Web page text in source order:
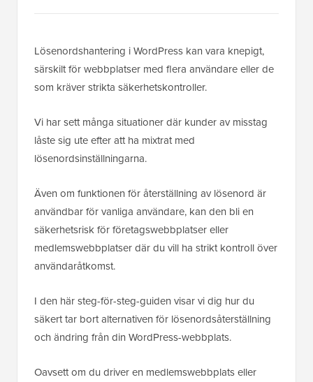
Lösenordshantering i WordPress kan vara knepigt,
särskilt för webbplatser med flera användare eller de
som kräver strikta säkerhetskontroller.
Vi har sett många situationer där kunder av misstag
låste sig ute efter att ha mixtrat med
lösenordsinställningarna.
Även om funktionen för återställning av lösenord är
användbar för vanliga användare, kan den bli en
säkerhetsrisk för företagswebbplatser eller
medlemswebbplatser där du vill ha strikt kontroll över
användaråtkomst.
I den här steg-för-steg-guiden visar vi dig hur du
säkert tar bort alternativen för lösenordsåterställning
och ändring från din WordPress-webbplats.
Oavsett om du driver en medlemswebbplats eller